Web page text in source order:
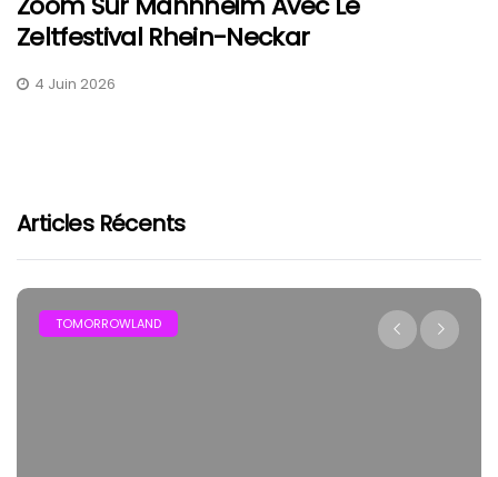
Zeltfestival Rhein-Neckar
4 Juin 2026
Articles Récents
FESTIVAL